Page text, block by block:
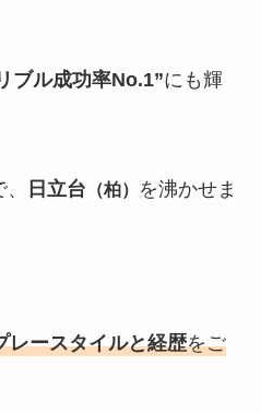
ブル成功率No.1”にも輝
日立台 （柏）
を沸かせま
レースタイルと経歴をご